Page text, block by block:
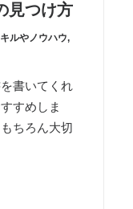
見つけ方
ルやノウハウ,
書いてくれ
すめしま
ちろん大切